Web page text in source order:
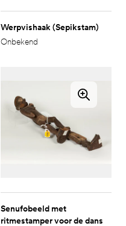
Werpvishaak (Sepikstam)
Onbekend
Senufobeeld met
ritmestamper voor de dans